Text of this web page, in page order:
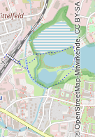
© OpenStreetMap-Mitwirkende, CC BY-SA